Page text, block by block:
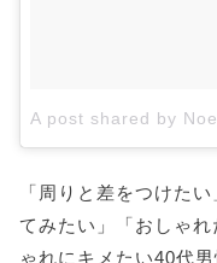
「周りと差をつけた
てみたい」「おしゃ
ゃれにキメたい40代